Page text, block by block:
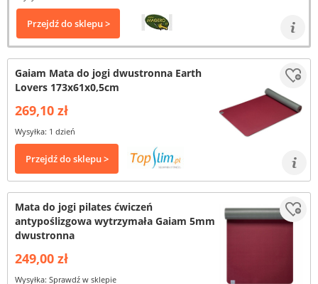
Przejdź do sklepu >
Gaiam Mata do jogi dwustronna Earth
Lovers 173x61x0,5cm
269,10 zł
Wysyłka: 1 dzień
Przejdź do sklepu >
Mata do jogi pilates ćwiczeń
antypoślizgowa wytrzymała Gaiam 5mm
dwustronna
249,00 zł
Wysyłka: Sprawdź w sklepie